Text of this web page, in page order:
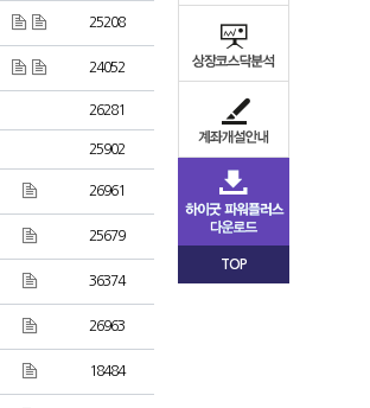
25208
24052
26281
25902
26961
25679
36374
26963
18484
TOP